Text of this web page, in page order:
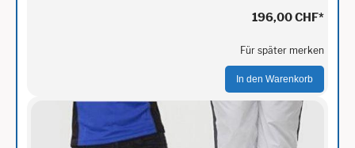
196,00 CHF*
Für später merken
In den Warenkorb